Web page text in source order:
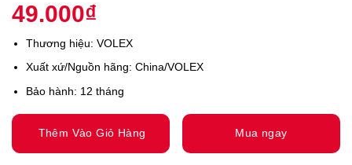
49.000₫
Thương hiệu: VOLEX
Xuất xứ/Nguồn hãng: China/VOLEX
Bảo hành: 12 tháng
Thêm Vào Giỏ Hàng Mua ngay